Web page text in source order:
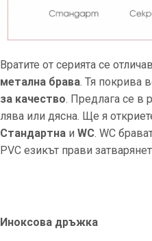
Вратите от серията се
метална брава. Тя покрива
за качество. Предлага се в
лява или дясна. Ще я
Стандартна и WC. WC
PVC езикът прави
Иноксова дръжка